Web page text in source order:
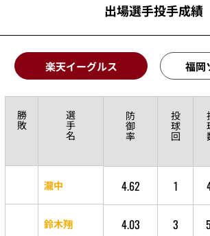
出場選手投手成績
楽天イーグルス 福岡
勝
敗
選
手
名
防
御
率
投
球
回
瀧中 4.62 1
鈴木翔 4.03 3